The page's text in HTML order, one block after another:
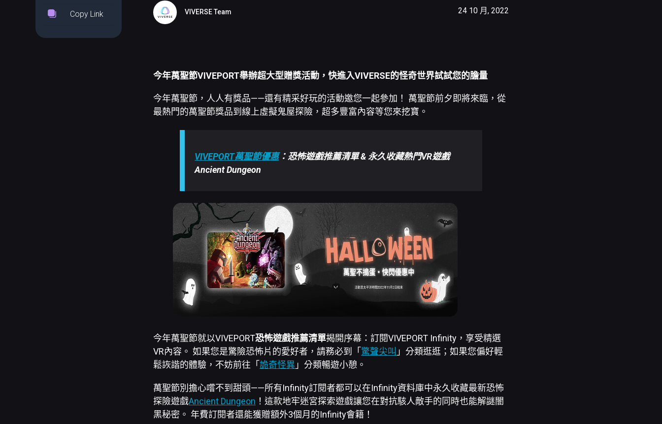
Copy Link VIVERSE Team 24 10 月, 2022
今年萬聖節VIVEPORT舉辦超大型贈獎活動，快進入VIVERSE的怪奇世界試試您的膽量
今年萬聖節，人人有獎品——還有精采好玩的活動邀您一起參加！ 萬聖節前夕即將來臨，從
最熱門的萬聖節獎品到線上虛擬鬼屋探險，超多豐富內容等您來挖寶。
VIVEPORT萬聖節優惠：恐怖遊戲推薦清單 & 永久收藏熱門VR遊戲
Ancient Dungeon
今年萬聖節就以VIVEPORT恐怖遊戲推薦清單揭開序幕：訂閱VIVEPORT Infinity，享受精選
VR內容。 如果您是驚險恐怖片的愛好者，請務必到「 驚聲尖叫 」分類逛逛；如果您偏好輕
鬆詼諧的體驗，不妨前往「 詭奇怪異 」分類暢遊小憩。
萬聖節別擔心嚐不到甜頭——所有Infinity訂閱者都可以在Infinity資料庫中永久收藏最新恐怖
探險遊戲Ancient Dungeon ！這款地牢迷宮探索遊戲讓您在對抗駭人敵手的同時也能解謎闇
黑秘密。 年費訂閱者還能獲贈額外3個月的Infinity會籍！